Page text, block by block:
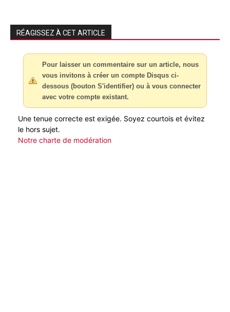
RÉAGISSEZ À CET ARTICLE
Pour laisser un commentaire sur un article, nous
vous invitons à créer un compte Disqus ci-
dessous (bouton S'identifier) ou à vous connecter
avec votre compte existant.
Une tenue correcte est exigée. Soyez courtois et évitez
le hors sujet.
Notre charte de modération